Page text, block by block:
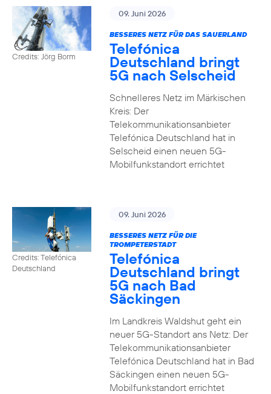
Credits: Jörg Borm
09. Juni 2026
BESSERES NETZ FÜR DAS SAUERLAND
Telefónica
Deutschland bringt
5G nach Selscheid
Schnelleres Netz im Märkischen
Kreis: Der
Telekommunikationsanbieter
Telefónica Deutschland hat in
Selscheid einen neuen 5G-
Mobilfunkstandort errichtet
Credits: Telefónica
Deutschland
09. Juni 2026
BESSERES NETZ FÜR DIE
TROMPETERSTADT
Telefónica
Deutschland bringt
5G nach Bad
Säckingen
Im Landkreis Waldshut geht ein
neuer 5G-Standort ans Netz: Der
Telekommunikationsanbieter
Telefónica Deutschland hat in Bad
Säckingen einen neuen 5G-
Mobilfunkstandort errichtet